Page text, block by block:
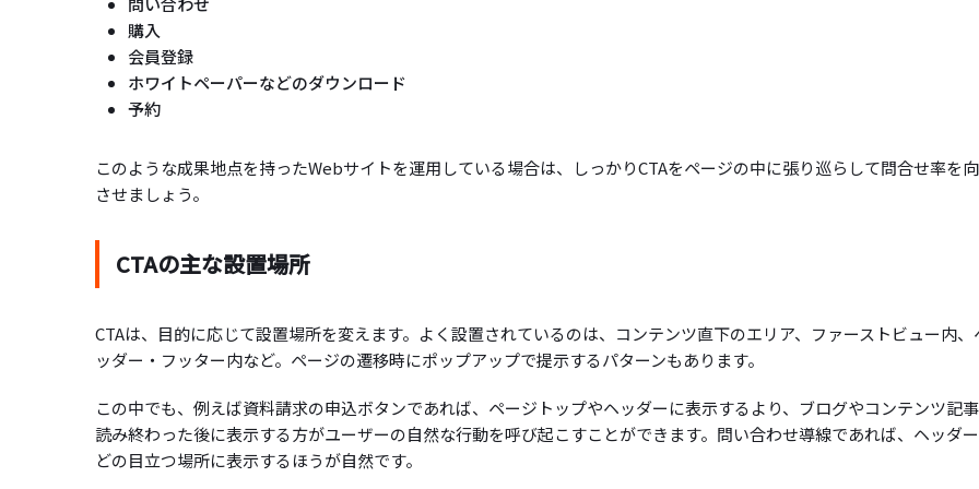
購入
会員登録
ホワイトペーパーなどのダウンロード
予約
このような成果地点を持ったWebサイトを運用している場合は、しっかりCTAをページの中に張り巡らして問合せ率を
させましょう。
CTAの主な設置場所
CTAは、目的に応じて設置場所を変えます。よく設置されているのは、コンテンツ直下のエリア、ファーストビュー内、
ッダー・フッター内など。ページの遷移時にポップアップで提示するパターンもあります。
この中でも、例えば資料請求の申込ボタンであれば、ページトップやヘッダーに表示するより、ブログやコンテンツ記
読み終わった後に表示する方がユーザーの自然な行動を呼び起こすことができます。問い合わせ導線であれば、ヘッダ
どの目立つ場所に表示するほうが自然です。